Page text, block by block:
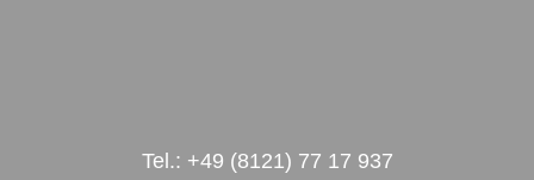
Tel.: +49 (8121) 77 17 937